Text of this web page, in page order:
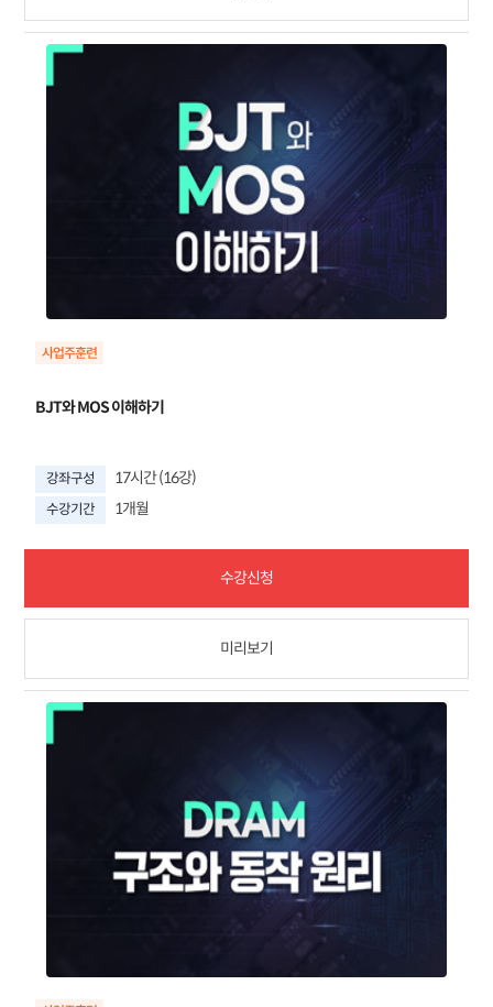
BJT와 MOS 이해하기
강좌구성 17시간 (16강)
수강기간 1개월
수강신청
미리보기